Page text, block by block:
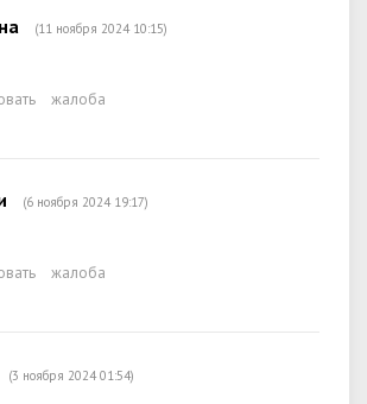
(11 ноября 2024 10:15)
жалоба
(6 ноября 2024 19:17)
жалоба
(3 ноября 2024 01:54)